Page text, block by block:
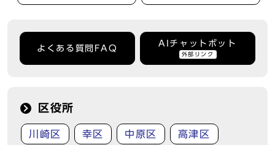
よくある質問FAQ
AIチャットボット
外部リンク
区役所
川崎区 幸区 中原区 高津区